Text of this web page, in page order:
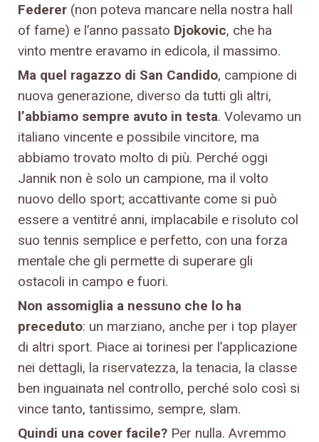
Federer (non poteva mancare nella nostra hall
of fame) e l’anno passato Djokovic, che ha
vinto mentre eravamo in edicola, il massimo.
Ma quel ragazzo di San Candido, campione di
nuova generazione, diverso da tutti gli altri,
l’abbiamo sempre avuto in testa. Volevamo un
italiano vincente e possibile vincitore, ma
abbiamo trovato molto di più. Perché oggi
Jannik non è solo un campione, ma il volto
nuovo dello sport; accattivante come si può
essere a ventitré anni, implacabile e risoluto col
suo tennis semplice e perfetto, con una forza
mentale che gli permette di superare gli
ostacoli in campo e fuori.
Non assomiglia a nessuno che lo ha
preceduto: un marziano, anche per i top player
di altri sport. Piace ai torinesi per l’applicazione
nei dettagli, la riservatezza, la tenacia, la classe
ben inguainata nel controllo, perché solo così si
vince tanto, tantissimo, sempre, slam.
Quindi una cover facile? Per nulla. Avremmo